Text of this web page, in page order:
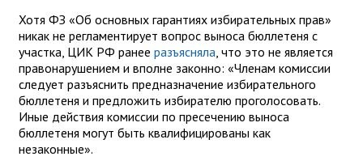
Хотя ФЗ «Об основных гарантиях избирательных прав»
никак не регламентирует вопрос выноса бюллетеня с
участка, ЦИК РФ ранее разъясняла, что это не является
правонарушением и вполне законно: «Членам комиссии
следует разъяснить предназначение избирательного
бюллетеня и предложить избирателю проголосовать.
Иные действия комиссии по пресечению выноса
бюллетеня могут быть квалифицированы как
незаконные».